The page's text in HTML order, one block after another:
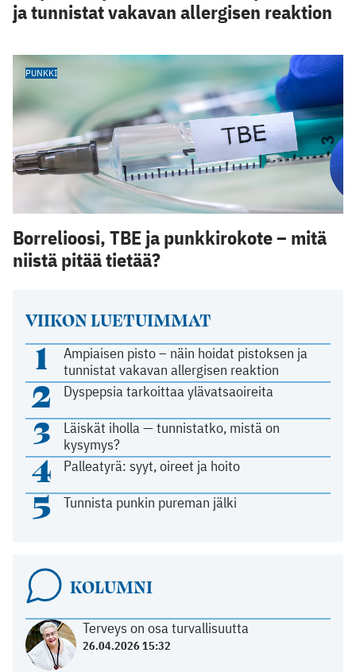
VIIKON LUETUIMMAT
1
Ampiaisen pisto – näin hoidat pistoksen ja
tunnistat vakavan allergisen reaktion
2 Dyspepsia tarkoittaa ylävatsaoireita
3
Läiskät iholla — tunnistatko, mistä on
kysymys?
4 Palleatyrä: syyt, oireet ja hoito
5 Tunnista punkin pureman jälki
KOLUMNI
Terveys on osa turvallisuutta
26.04.2026 15:32
ja tunnistat vakavan allergisen reaktion
PUNKKI
Borrelioosi, TBE ja punkkirokote – mitä
niistä pitää tietää?